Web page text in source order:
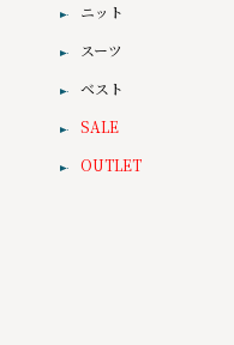
ニット
スーツ
ベスト
SALE
OUTLET